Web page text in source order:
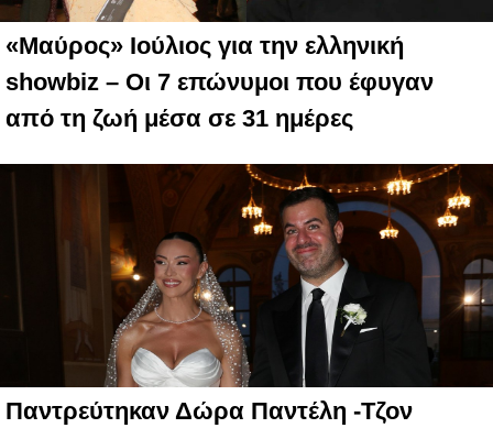
«Μαύρος» Ιούλιος για την ελληνική
showbiz – Οι 7 επώνυμοι που έφυγαν
από τη ζωή μέσα σε 31 ημέρες
Παντρεύτηκαν Δώρα Παντέλη -Τζον